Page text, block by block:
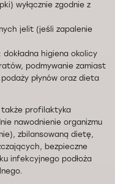
wyłącznie zgodnie z
jelit (jeśli zapalenie
higiena okolicy
podmywanie zamiast
płynów oraz dieta
profilaktyka
nawodnienie organizmu
zbilansowaną dietę,
bezpieczne
infekcyjnego podłoża